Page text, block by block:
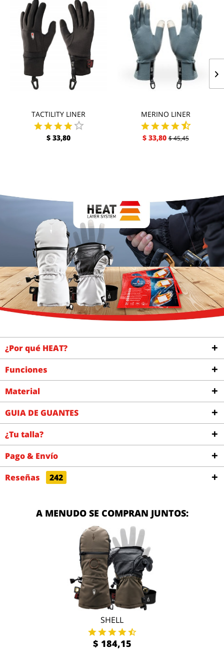
TACTILITY LINER
$ 33,80
MERINO LINER
$ 33,80 $ 45,45
¿Por qué HEAT?
Funciones
Material
GUIA DE GUANTES
¿Tu talla?
Pago & Envío
Reseñas
242
A MENUDO SE COMPRAN JUNTOS:
SHELL
$ 184,15